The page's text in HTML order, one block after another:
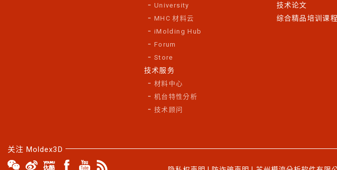
University
MHC 材料云
iMolding Hub
Forum
Store
技术服务
材料中心
机台特性分析
技术顾问
技术论文
综合精品培训课程
关注 Moldex3D